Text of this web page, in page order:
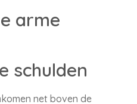
arme
schulden
net boven de